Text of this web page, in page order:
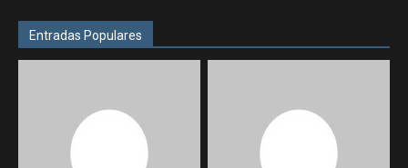
Entradas Populares